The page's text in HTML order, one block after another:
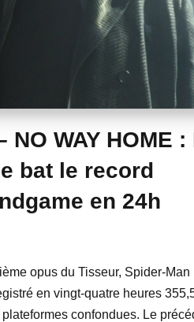
NO WAY HOME :
bat le record
en 24h
opus du Tisseur, Spider-Man
en vingt-quatre heures
confondues. Le